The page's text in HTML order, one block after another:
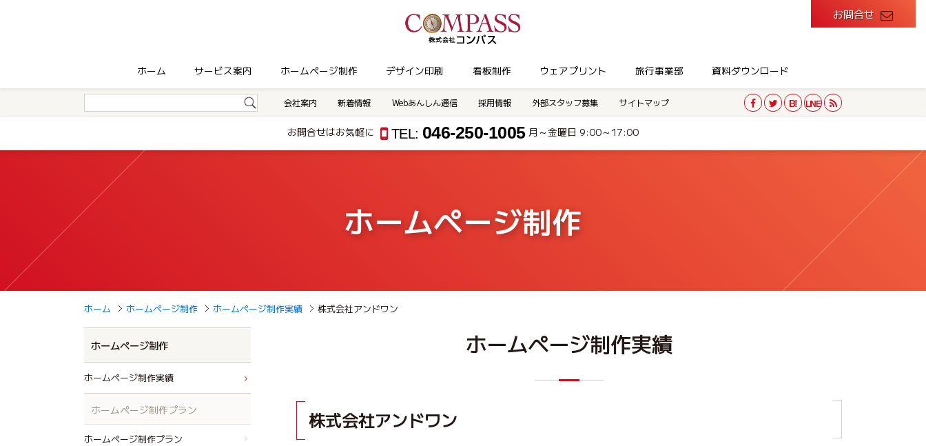
ホーム サービス案内 ホームページ制作 デザイン印刷 看板制作 ウェアプリント 旅行事業部 資料ダウンロード
会社案内 新着情報 Webあんしん通信 採用情報 外部スタッフ募集 サイトマップ
お問合せはお気軽に TEL: 046-250-1005月～金曜日 9:00～17:00
お問合せ
ホームページ制作
ホーム ホームページ制作 ホームページ制作実績 株式会社アンドワン
ホームページ制作実績
株式会社アンドワン
ホームページ制作
ホームページ制作実績
ホームページ制作プラン
ホームページ制作プラン